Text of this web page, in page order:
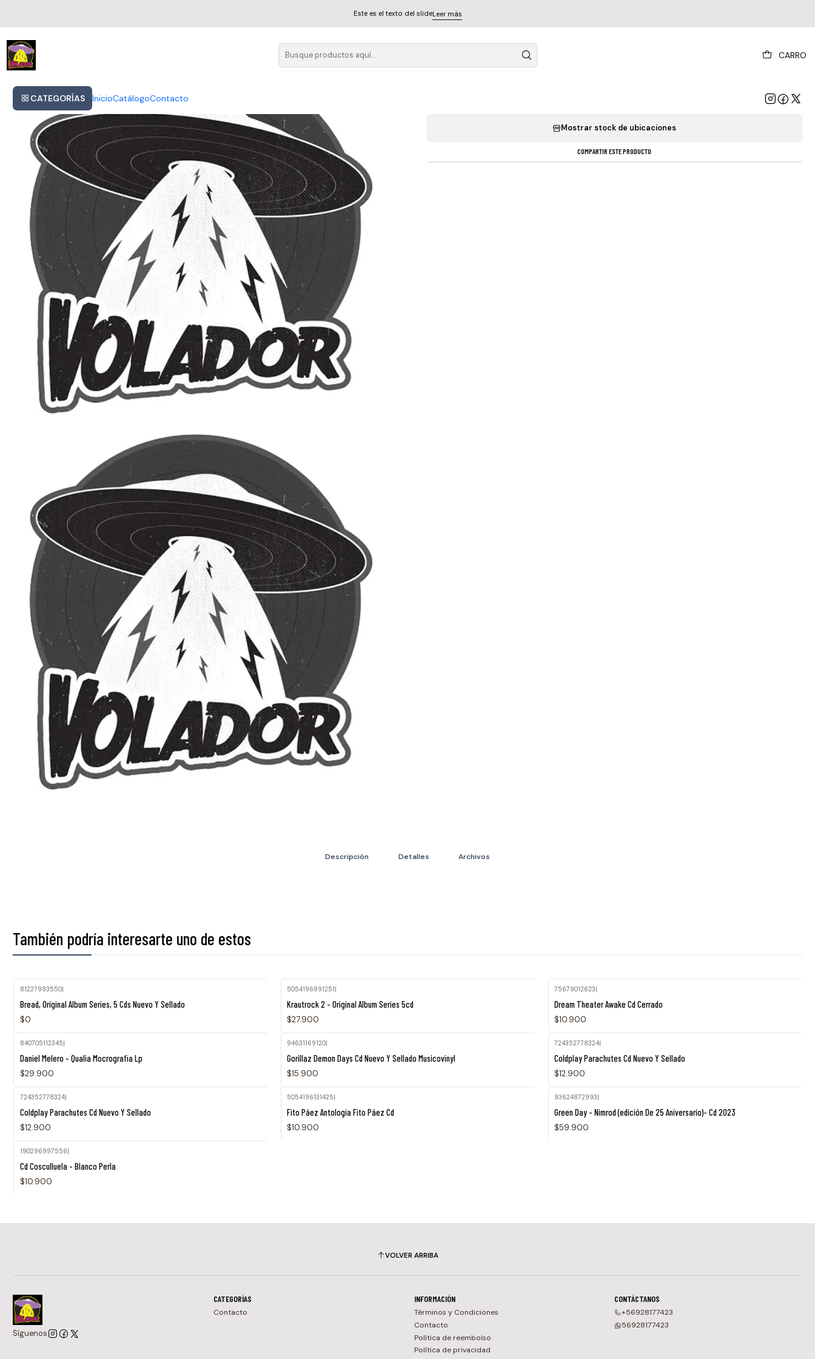
CARRO
CATEGORÍAS InicioCatálogoContacto
Este es el texto del slideLeer más
Foreigner - Original Album Series 5cd
Mostrar stock de ubicaciones
COMPARTIR ESTE PRODUCTO
Descripción Detalles Archivos
También podría interesarte uno de estos
81227983550|
Bread, Original Album Series, 5 Cds Nuevo Y Sellado
$0
5054196891251|
Krautrock 2 - Original Album Series 5cd
$27.900
75679012623|
Dream Theater Awake Cd Cerrado
$10.900
840705112345|
Daniel Melero - Qualia Mocrografia Lp
$29.900
94631169120|
Gorillaz Demon Days Cd Nuevo Y Sellado Musicovinyl
$15.900
724352778324|
Coldplay Parachutes Cd Nuevo Y Sellado
$12.900
724352778324|
Coldplay Parachutes Cd Nuevo Y Sellado
$12.900
5054196131425|
Fito Páez Antología Fito Páez Cd
$10.900
93624872993|
Green Day - Nimrod (edición De 25 Aniversario)- Cd 2023
$59.900
190296997556|
Cd Cosculluela - Blanco Perla
$10.900
VOLVER ARRIBA
Síguenos
CATEGORÍAS
Contacto
INFORMACIÓN
Términos y Condiciones
Contacto
Política de reembolso
Política de privacidad
CONTÁCTANOS
+56928177423
56928177423